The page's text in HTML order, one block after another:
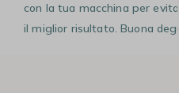
con la tua macchina per
il miglior risultato. Buona